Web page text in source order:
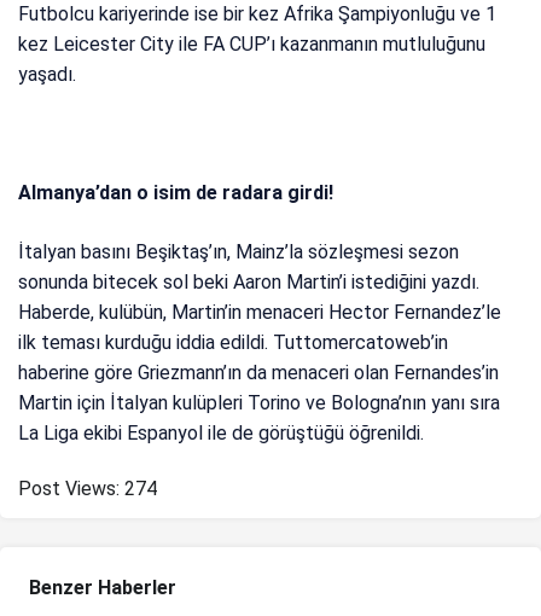
Futbolcu kariyerinde ise bir kez Afrika Şampiyonluğu ve 1
kez Leicester City ile FA CUP’ı kazanmanın mutluluğunu
yaşadı.
Almanya’dan o isim de radara girdi!
İtalyan basını Beşiktaş’ın, Mainz’la sözleşmesi sezon
sonunda bitecek sol beki Aaron Martin’i istediğini yazdı.
Haberde, kulübün, Martin’in menaceri Hector Fernandez’le
ilk teması kurduğu iddia edildi. Tuttomercatoweb’in
haberine göre Griezmann’ın da menaceri olan Fernandes’in
Martin için İtalyan kulüpleri Torino ve Bologna’nın yanı sıra
La Liga ekibi Espanyol ile de görüştüğü öğrenildi.
Post Views: 274
Benzer Haberler